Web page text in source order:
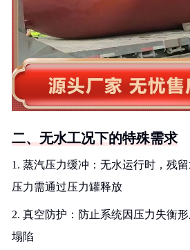
二、无水工况下的特殊需求
1. 蒸汽压力缓冲：无水运行时，残
压力需通过压力罐释放
2. 真空防护：防止系统因压力失衡
塌陷